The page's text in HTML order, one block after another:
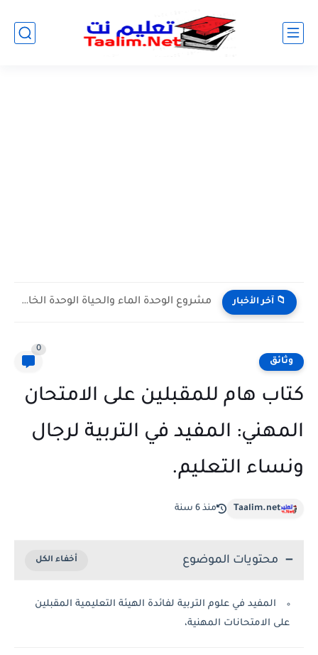
📁 آخر الأخبار مشروع الوحدة الماء والحياة الوحدة الخامسة المستوى الثالث projet de...
وثائق
0
كتاب هام للمقبلين على الامتحان
المهني: المفيد في التربية لرجال
ونساء التعليم.
Taalim.net منذ 6 سنة
محتويات الموضوع
المفيد في علوم التربية لفائدة الهيئة التعليمية المقبلين
على الامتحانات المهنية،